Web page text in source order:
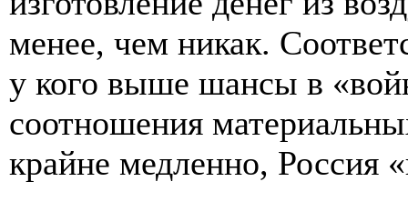
менее, чем никак.
у кого выше шансы в
соотношения
крайне медленно, Россия